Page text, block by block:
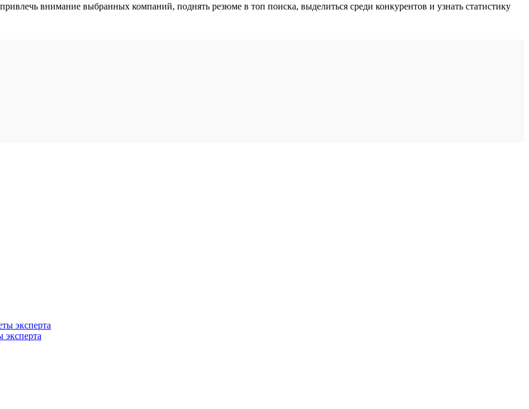
внимание выбранных компаний, поднять резюме в топ поиска, выделиться среди конкурентов и узнать статистику
эксперта